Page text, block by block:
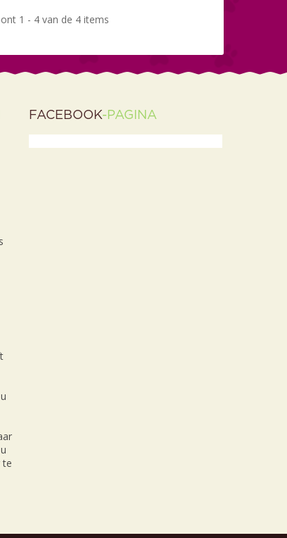
1 - 4 van de 4 items
te
FACEBOOK-PAGINA